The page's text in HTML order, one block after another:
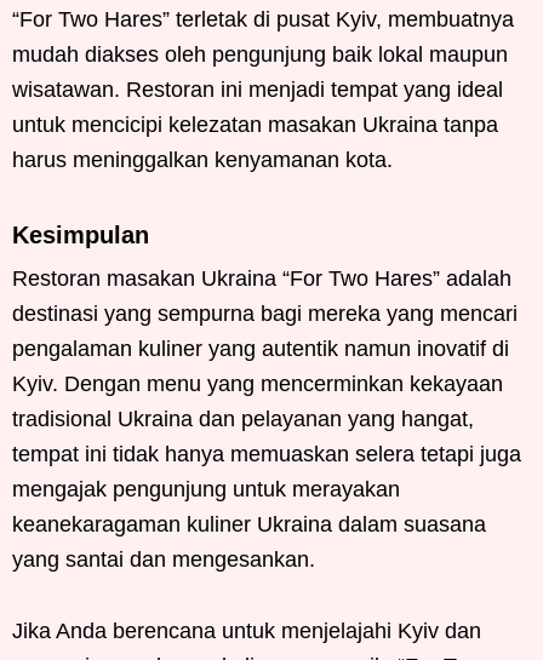
“For Two Hares” terletak di pusat Kyiv, membuatnya
mudah diakses oleh pengunjung baik lokal maupun
wisatawan. Restoran ini menjadi tempat yang ideal
untuk mencicipi kelezatan masakan Ukraina tanpa
harus meninggalkan kenyamanan kota.
Kesimpulan
Restoran masakan Ukraina “For Two Hares” adalah
destinasi yang sempurna bagi mereka yang mencari
pengalaman kuliner yang autentik namun inovatif di
Kyiv. Dengan menu yang mencerminkan kekayaan
tradisional Ukraina dan pelayanan yang hangat,
tempat ini tidak hanya memuaskan selera tetapi juga
mengajak pengunjung untuk merayakan
keanekaragaman kuliner Ukraina dalam suasana
yang santai dan mengesankan.
Jika Anda berencana untuk menjelajahi Kyiv dan